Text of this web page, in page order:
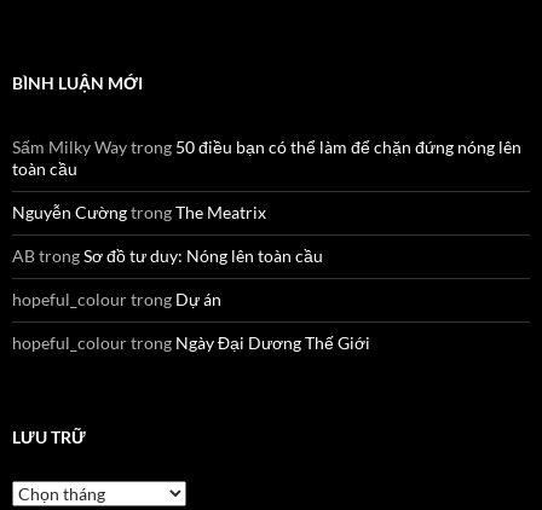
BÌNH LUẬN MỚI
Sấm Milky Waytrong 50 điều bạn có thể làm để chặn đứng nóng lên
toàn cầu
Nguyễn CườngtrongThe Meatrix
ABtrongSơ đồ tư duy: Nóng lên toàn cầu
hopeful_colourtrong Dự án
hopeful_colourtrong Ngày Đại Dương Thế Giới
LƯU TRỮ
Lưu